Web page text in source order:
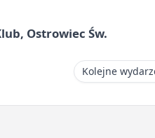
Ostrowiec Św.
Kolejne